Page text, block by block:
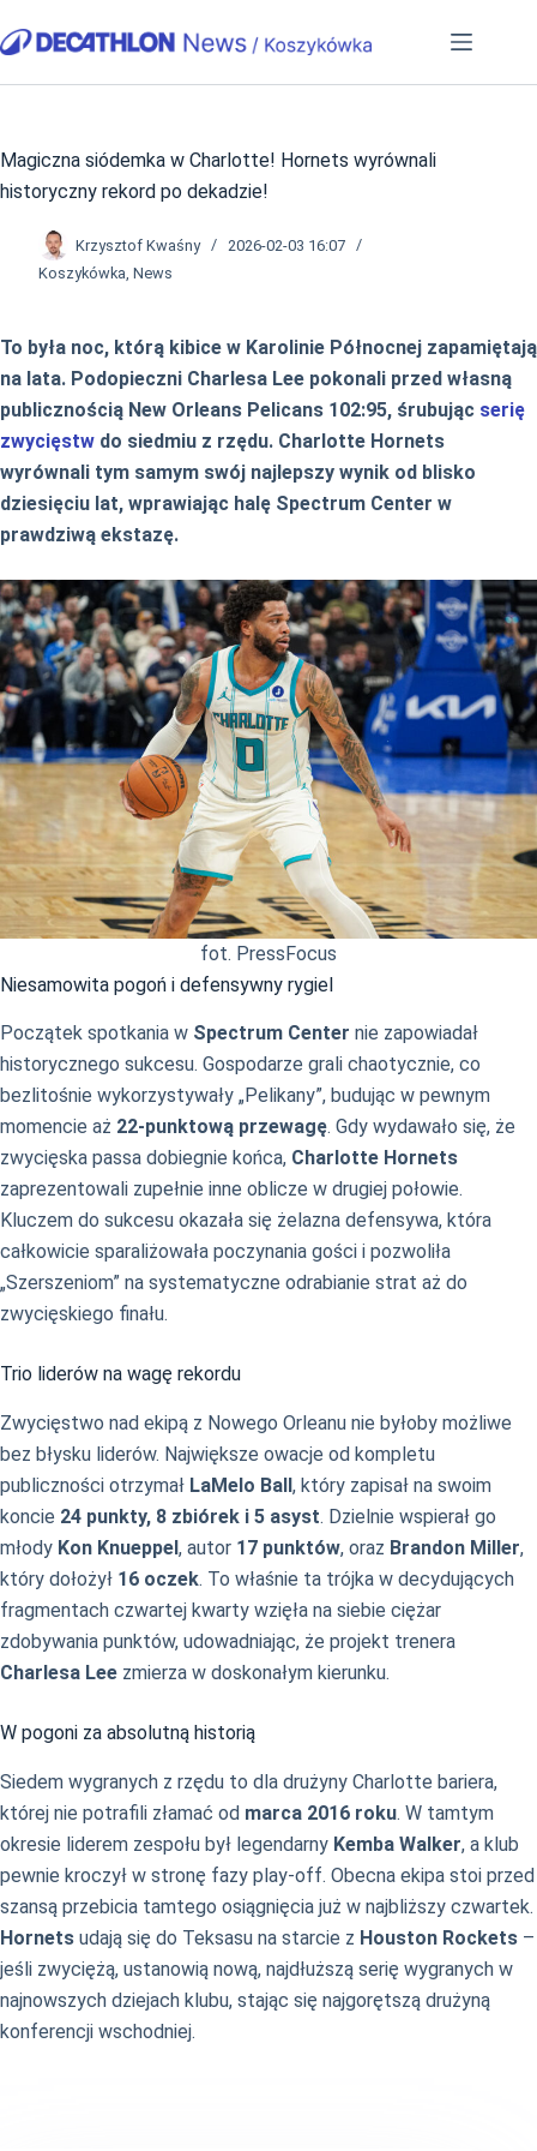
do
Magiczna siódemka w Charlotte! Hornets wyrównali
historyczny rekord po dekadzie!
Krzysztof Kwaśny
2026-02-03 16:07
Koszykówka, News
To była noc, którą kibice w Karolinie Północnej zapamiętają
na lata. Podopieczni Charlesa Lee pokonali przed własną
publicznością New Orleans Pelicans 102:95, śrubując serię
zwycięstw do siedmiu z rzędu. Charlotte Hornets
wyrównali tym samym swój najlepszy wynik od blisko
dziesięciu lat, wprawiając halę Spectrum Center w
prawdziwą ekstazę.
fot. PressFocus
Niesamowita pogoń i defensywny rygiel
Początek spotkania w Spectrum Center nie zapowiadał
historycznego sukcesu. Gospodarze grali chaotycznie, co
bezlitośnie wykorzystywały „Pelikany”, budując w pewnym
momencie aż 22-punktową przewagę. Gdy wydawało się, że
zwycięska passa dobiegnie końca, Charlotte Hornets
zaprezentowali zupełnie inne oblicze w drugiej połowie.
Kluczem do sukcesu okazała się żelazna defensywa, która
całkowicie sparaliżowała poczynania gości i pozwoliła
„Szerszeniom” na systematyczne odrabianie strat aż do
zwycięskiego finału.
Trio liderów na wagę rekordu
Zwycięstwo nad ekipą z Nowego Orleanu nie byłoby możliwe
bez błysku liderów. Największe owacje od kompletu
publiczności otrzymał LaMelo Ball , który zapisał na swoim
koncie 24 punkty, 8 zbiórek i 5 asyst. Dzielnie wspierał go
młody Kon Knueppel , autor 17 punktów, oraz Brandon Miller,
który dołożył 16 oczek. To właśnie ta trójka w decydujących
fragmentach czwartej kwarty wzięła na siebie ciężar
zdobywania punktów, udowadniając, że projekt trenera
Charlesa Lee zmierza w doskonałym kierunku.
W pogoni za absolutną historią
Siedem wygranych z rzędu to dla drużyny Charlotte bariera,
której nie potrafili złamać od marca 2016 roku. W tamtym
okresie liderem zespołu był legendarny Kemba Walker, a klub
pewnie kroczył w stronę fazy play-off. Obecna ekipa stoi przed
szansą przebicia tamtego osiągnięcia już w najbliższy czwartek.
Hornets udają się do Teksasu na starcie z Houston Rockets –
jeśli zwyciężą, ustanowią nową, najdłuższą serię wygranych w
najnowszych dziejach klubu, stając się najgorętszą drużyną
konferencji wschodniej.